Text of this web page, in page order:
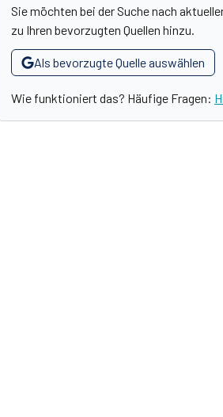
Sie möchten bei der Suche nach
zu Ihren bevorzugten Quellen hinzu.
Als bevorzugte Quelle auswählen
Wie funktioniert das? Häufige Fragen: